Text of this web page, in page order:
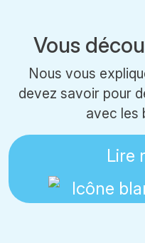
Vous
Nous vous
devez savoir pour
avec les
Lire